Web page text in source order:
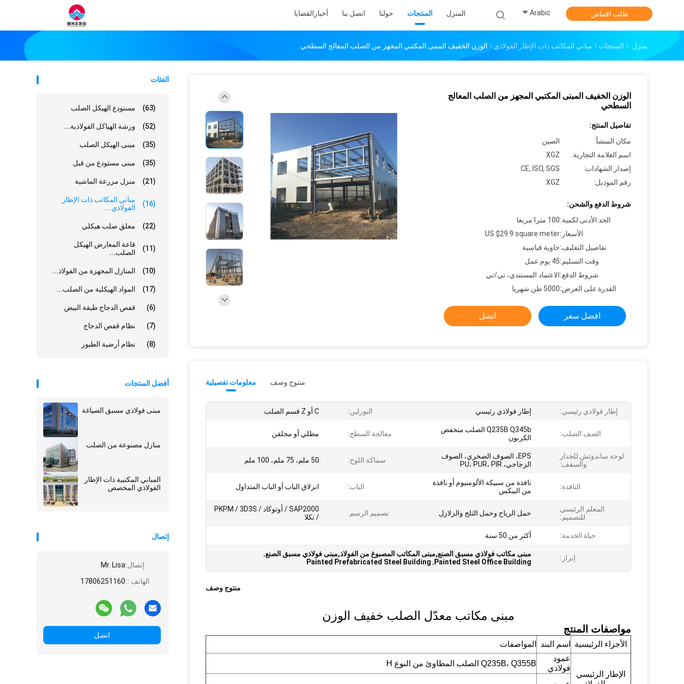
المنزل المنتجات حولنا اتصل بنا أخبار القضايا Arabic طلب اقتباس
منزل المنتجات مباني المكاتب ذات الإطار الفولاذي الوزن الخفيف المبنى المكتبي المجهز من الصلب المعالج السطحي
الفئات
مستودع الهيكل الصلب (63)
ورشة الهياكل الفولاذية... (52)
مبنى الهيكل الصلب (35)
مبنى مستودع من قبل (35)
منزل مزرعة الماشية (21)
مباني المكاتب ذات الإطار
الفولاذي...
(16)
معلق صلب هيكلي (22)
قاعة المعارض الهيكل
الصلب...
(11)
المنازل المجهزة من الفولاذ... (10)
المواد الهيكلية من الصلب... (17)
قفص الدجاج طبقة البيض (6)
نظام قفص الدجاج (7)
نظام أرضية الطيور (8)
أفضل المنتجات
مبنى فولاذي مسبق الصياغة
منازل مصنوعة من الصلب
المباني المكتبية ذات الإطار
الفولاذي المخصص
إتصال
إتصال:Mr. Lisa
الهاتف ::17806251160
اتصل
الوزن الخفيف المبنى المكتبي المجهز من الصلب المعالج
السطحي
تفاصيل المنتج:
مكان المنشأ:
الصين
اسم العلامة التجارية:
XGZ
إصدار الشهادات:
CE, ISO, SGS
رقم الموديل:
XGZ
شروط الدفع والشحن:
الحد الأدنى لكمية:100 مترا مربعا
الأسعار:US $29.9 square meter
تفاصيل التغليف:حاوية قياسية
وقت التسليم:45 يوم عمل
شروط الدفع:الاعتماد المستندي، تي/تي
القدرة على العرض:5000 طن شهريا
افضل سعر اتصل
معلومات تفصيلية منتوج وصف
إطار فولاذي رئيسي: إطار فولاذي رئيسي البورلين: C أو Z قسم الصلب
الصف الصلب:
Q235B Q345b الصلب منخفض
الكربون
معالجة السطح: مطلي أو مجلفن
لوحة ساندوتش للجدار
والسقف:
EPS، الصوف الصخري، الصوف
الزجاجي، PU، PUR، PIR
سماكة اللوح: 50 ملم، 75 ملم، 100 ملم
النافذة:
نافذة من سبيكة الألومنيوم أو نافذة
من البيكس
الباب: انزلاق الباب أو الباب المتداول
المعلم الرئيسي
للتصميم:
حمل الرياح وحمل الثلج والزلازل تصميم الرسم:
SAP2000 / أوتوكاد / PKPM / 3D3S
/ تكلا
حياة الخدمة: أكثر من 50 سنة
إبراز: مبنى مكاتب فولاذي مسبق الصنع,مبنى المكاتب المصبوغ من الفولاذ,مبنى فولاذي مسبق الصنع,
Painted Steel Office Building
,
Painted Prefabricated Steel Building
منتوج وصف
مبنى مكاتب معدّل الصلب خفيف الوزن
مواصفات المنتج
الأجزاء الرئيسية اسم البند المواصفات
الإطار الرئيسي
عمود
فولاذي
Q235B، Q355B الصلب المطاوئ من النوع H